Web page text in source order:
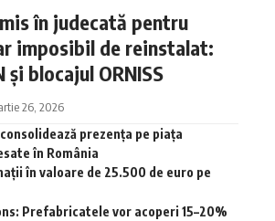
în judecată pentru
imposibil de reinstalat:
și blocajul ORNISS
26, 2026
prezența pe piața
în România
în valoare de 25.500 de euro pe
Prefabricatele vor acoperi 15–20%